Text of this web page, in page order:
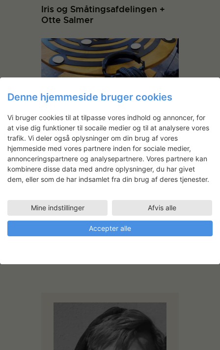
Iris og Småtingsafdelingen +
Otte Salmer
Tasteful Turntable
Charlotte Thrane:
Denne hjemmeside bruger cookies
Vi bruger cookies til at tilpasse vores indhold og annoncer, for
at vise dig funktioner til socaile medier og til at analysere vores
trafik. Vi deler også oplysninger om din brug af vores
hjemmeside med vores partnere inden for sociale medier,
annonceringspartnere og analysepartnere. Vores partnere kan
kombinere disse data med andre oplysninger, du har givet
dem, eller som de har indsamlet fra din brug af deres tjenester.
Mine indstillinger Afvis alle
Accepter alle